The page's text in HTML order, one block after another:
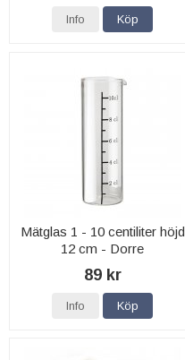
Info Köp
Mätglas 1 - 10 centiliter höjd
12 cm - Dorre
89 kr
Info Köp